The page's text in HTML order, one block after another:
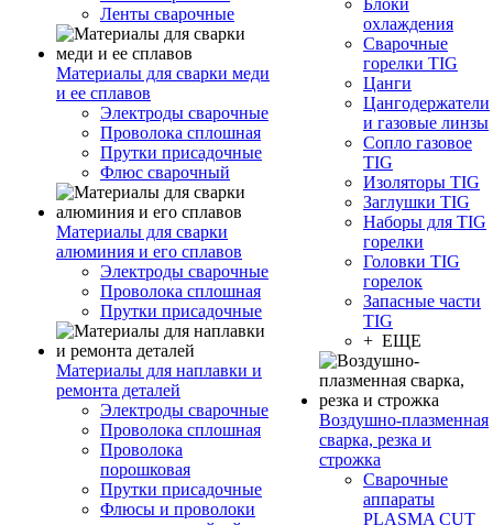
Ленты сварочные
Материалы для сварки меди
и ее сплавов
Электроды сварочные
Проволока сплошная
Прутки присадочные
Флюс сварочный
Материалы для сварки
алюминия и его сплавов
Электроды сварочные
Проволока сплошная
Прутки присадочные
Материалы для наплавки и
ремонта деталей
Электроды сварочные
Проволока сплошная
Проволока
порошковая
Прутки присадочные
Флюсы и проволоки
Блоки
охлаждения
Сварочные
горелки TIG
Цанги
Цангодержатели
и газовые линзы
Сопло газовое
TIG
Изоляторы TIG
Заглушки TIG
Наборы для TIG
горелки
Головки TIG
горелок
Запасные части
TIG
+ ЕЩЕ
Воздушно-плазменная
сварка, резка и
строжка
Сварочные
аппараты
PLASMA CUT